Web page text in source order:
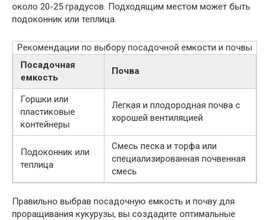
около 20-25 градусов. Подходящим местом может быть
подоконник или теплица.
Рекомендации по выбору посадочной емкости и почвы
Посадочная
емкость
Почва
Горшки или
пластиковые
контейнеры
Легкая и плодородная почва с
хорошей вентиляцией
Подоконник или
теплица
Смесь песка и торфа или
специализированная почвенная
смесь
Правильно выбрав посадочную емкость и почву для
проращивания кукурузы, вы создадите оптимальные